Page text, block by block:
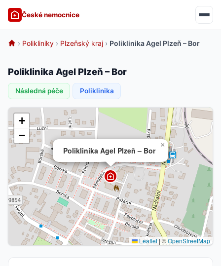
České nemocnice
› Polikliniky › Plzeňský kraj › Poliklinika Agel Plzeň – Bor
Poliklinika Agel Plzeň – Bor
Následná péče Poliklinika
Poliklinika Agel Plzeň – Bor
×
+
−
Leaflet | ©OpenStreetMap